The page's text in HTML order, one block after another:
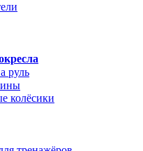
руль
колёсики